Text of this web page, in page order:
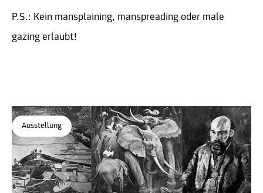
P.S.: Kein mansplaining, manspreading oder male
gazing erlaubt!
Ausstellung